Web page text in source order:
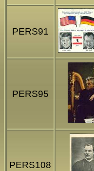
PERS91
PERS95
PERS108